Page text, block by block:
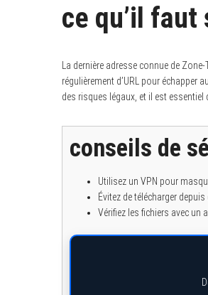
ce qu’il faut
La dernière adresse connue de
régulièrement d’URL pour échapper
des risques légaux, et il est essentiel
conseils de
Utilisez un VPN pour
Évitez de télécharger
Vérifiez les fichiers avec un